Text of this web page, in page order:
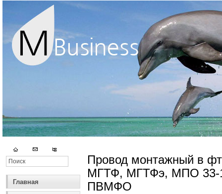
Главная
Провод монтажный в
МГТФ, МГТФэ, МПО 33-
ПВМФО